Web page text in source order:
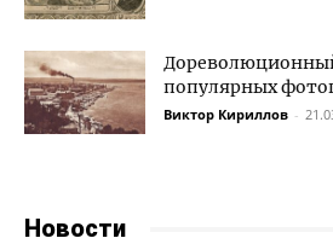
популярных
Виктор Кириллов -
Новости